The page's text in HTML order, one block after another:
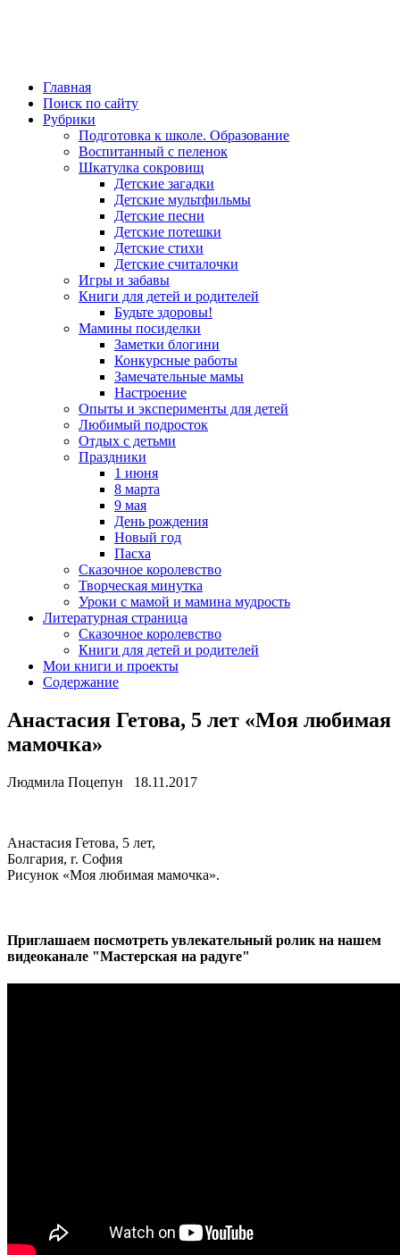
Главная
Поиск по сайту
Рубрики
Подготовка к школе. Образование
Воспитанный с пеленок
Шкатулка сокровищ
Детские загадки
Детские мультфильмы
Детские песни
Детские потешки
Детские стихи
Детские считалочки
Игры и забавы
Книги для детей и родителей
Будьте здоровы!
Мамины посиделки
Заметки блогини
Конкурсные работы
Замечательные мамы
Настроение
Опыты и эксперименты для детей
Любимый подросток
Отдых с детьми
Праздники
1 июня
8 марта
9 мая
День рождения
Новый год
Пасха
Сказочное королевство
Творческая минутка
Уроки с мамой и мамина мудрость
Литературная страница
Сказочное королевство
Книги для детей и родителей
Мои книги и проекты
Содержание
Анастасия Гетова, 5 лет «Моя любимая
мамочка»
Людмила Поцепун 18.11.2017
Анастасия Гетова, 5 лет,
Болгария, г. София
Рисунок «Моя любимая мамочка».
Приглашаем посмотреть увлекательный ролик на нашем
видеоканале "Мастерская на радуге"